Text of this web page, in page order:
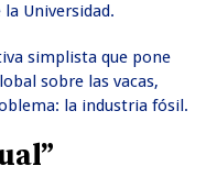
Universidad.
simplista que pone
sobre las vacas,
la industria fósil.